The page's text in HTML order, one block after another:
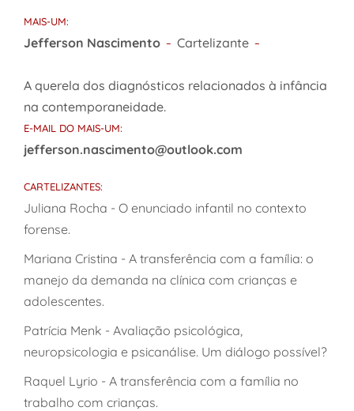
MAIS-UM:
Jefferson Nascimento – Cartelizante –
A querela dos diagnósticos relacionados à infância
na contemporaneidade.
E-MAIL DO MAIS-UM:
jefferson.nascimento@outlook.com
CARTELIZANTES:
Juliana Rocha - O enunciado infantil no contexto
forense.
Mariana Cristina - A transferência com a família: o
manejo da demanda na clínica com crianças e
adolescentes.
Patrícia Menk - Avaliação psicológica,
neuropsicologia e psicanálise. Um diálogo possível?
Raquel Lyrio - A transferência com a família no
trabalho com crianças.